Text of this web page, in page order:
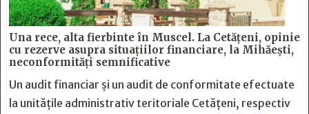
Una rece, alta fierbinte în Muscel. La Cetăţeni, opinie
cu rezerve asupra situaţiilor financiare, la Mihăeşti,
neconformităţi semnificative
Un audit financiar și un audit de conformitate efectuate
la unitățile administrativ teritoriale Cetățeni, respectiv